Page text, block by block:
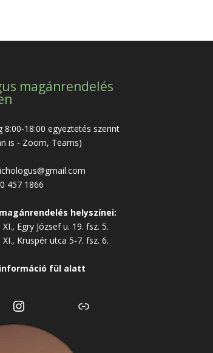
magánrendelés
8:00-18:00 egyeztetés szerint
is - Zoom, Teams)
457 1866
helyszínei:
Egry József u. 19. fsz. 5.
Kruspér utca 5-7. fsz. 6.
információ fül alatt
InstagramLink